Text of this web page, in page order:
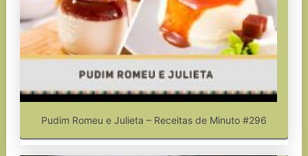
Pudim Romeu e Julieta – Receitas de Minuto #296